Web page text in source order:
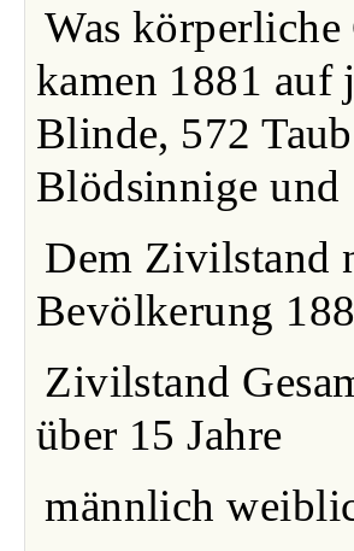
Was
kamen 1881
Blinde, 572
Blödsinnige
Dem Zivilstand
Bevölkerung
Zivilstand
über 15 Jahre
männlich